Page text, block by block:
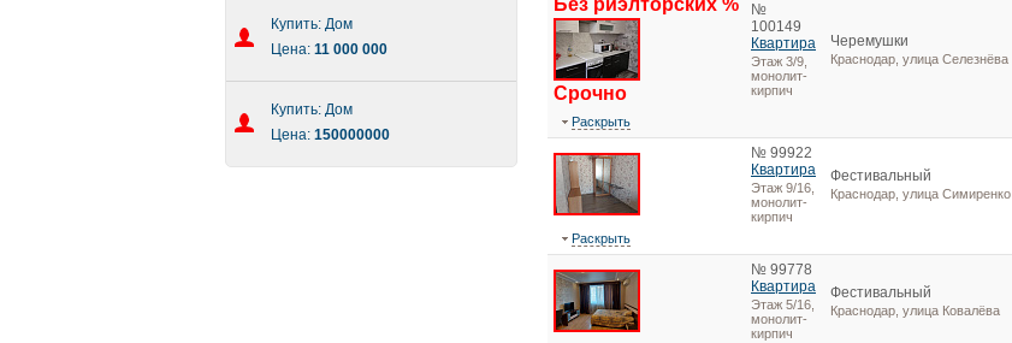
Купить: Дом
Цена: 11 000 000
Купить: Дом
Цена: 150000000
Без риэлторских %
Срочно
№
100149
Квартира
Этаж 3/9,
монолит-
кирпич
Черемушки
Краснодар, улица Селезнёва
Раскрыть
№ 99922
Квартира
Этаж 9/16,
монолит-
кирпич
Фестивальный
Краснодар, улица Симиренко
Раскрыть
№ 99778
Квартира
Этаж 5/16,
монолит-
кирпич
Фестивальный
Краснодар, улица Ковалёва